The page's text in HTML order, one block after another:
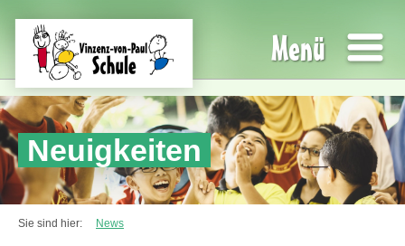
Menü
Neuigkeiten
Sie sind hier: News